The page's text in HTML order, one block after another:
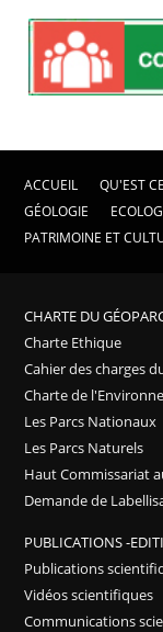
ACCUEIL QU'EST
GÉOLOGIE
PATRIMOINE ET
CHARTE DU
Charte Ethique
Cahier des charges
Charte de
Les Parcs Nationaux
Les Parcs Naturels
Haut Commissariat
Demande de
PUBLICATIONS -
Publications
Vidéos scientifiques
Communications